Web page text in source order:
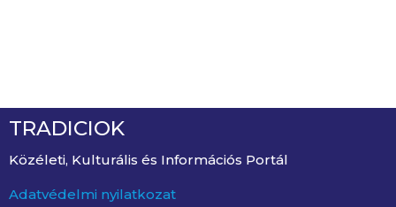
TRADICIOK
Közéleti, Kulturális és Információs Portál
Adatvédelmi nyilatkozat